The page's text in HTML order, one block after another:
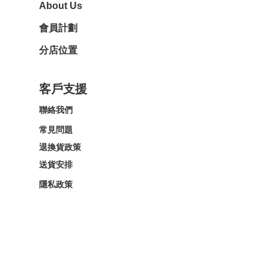
About Us
會員計劃
分店位置
客戶支援
聯絡我們
常見問題
退換貨政策
送貨安排
隱私政策